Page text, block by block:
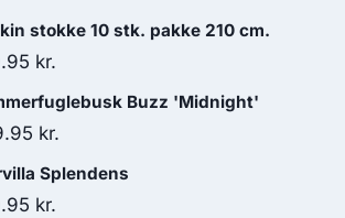
stokke 10 stk. pakke 210 cm.
kr.
Buzz 'Midnight'
kr.
Splendens
kr.